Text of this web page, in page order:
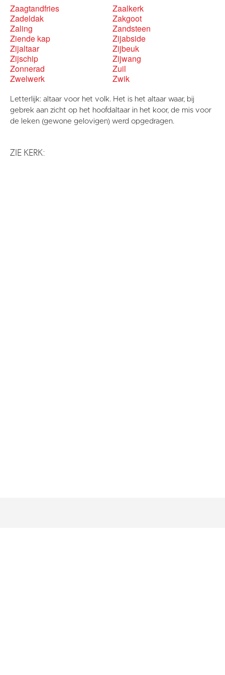
Zaagtandfries
Zaalkerk
Zadeldak
Zakgoot
Zaling
Zandsteen
Ziende kap
Zijabside
Zijaltaar
Zijbeuk
Zijschip
Zijwang
Zonnerad
Zuil
Zwelwerk
Zwik
Letterlijk: altaar voor het volk. Het is het altaar waar, bij
gebrek aan zicht op het hoofdaltaar in het koor, de mis voor
de leken (gewone gelovigen) werd opgedragen.
ZIE KERK: